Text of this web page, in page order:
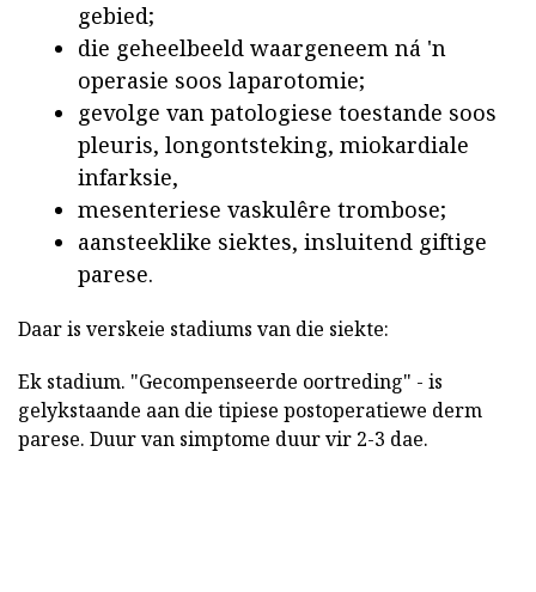
gebied;
die geheelbeeld waargeneem ná 'n
operasie soos laparotomie;
gevolge van patologiese toestande soos
pleuris, longontsteking, miokardiale
infarksie,
mesenteriese vaskulêre trombose;
aansteeklike siektes, insluitend giftige
parese.
Daar is verskeie stadiums van die siekte:
Ek stadium. "Gecompenseerde oortreding" - is
gelykstaande aan die tipiese postoperatiewe derm
parese. Duur van simptome duur vir 2-3 dae.